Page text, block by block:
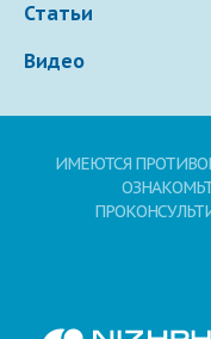
Отправляя
соглашениесайта.
Статьи
Видео
ИМЕЮТСЯ